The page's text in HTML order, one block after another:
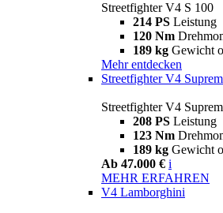
Streetfighter V4 S 100
214 PS Leistung
120 Nm
189 kg Gewicht
Mehr entdecken
Streetfighter V4
Streetfighter V4
208 PS Leistung
123 Nm
189 kg Gewicht
Ab 47.000 € i
MEHR ERFAHREN
V4 Lamborghini